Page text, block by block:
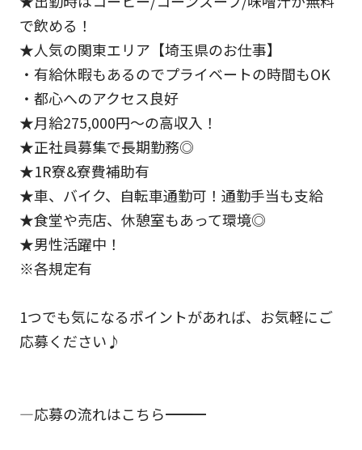
で飲める！
★人気の関東エリア【埼玉県のお仕事】
・有給休暇もあるのでプライベートの時間もOK
・都心へのアクセス良好
★月給275,000円～の高収入！
★正社員募集で長期勤務◎
★1R寮&寮費補助有
★車、バイク、自転車通勤可！通勤手当も支給
★食堂や売店、休憩室もあって環境◎
★男性活躍中！
※各規定有
1つでも気になるポイントがあれば、お気軽にご
応募ください♪
―応募の流れはこちら―――――――――――――――――――――――――――――